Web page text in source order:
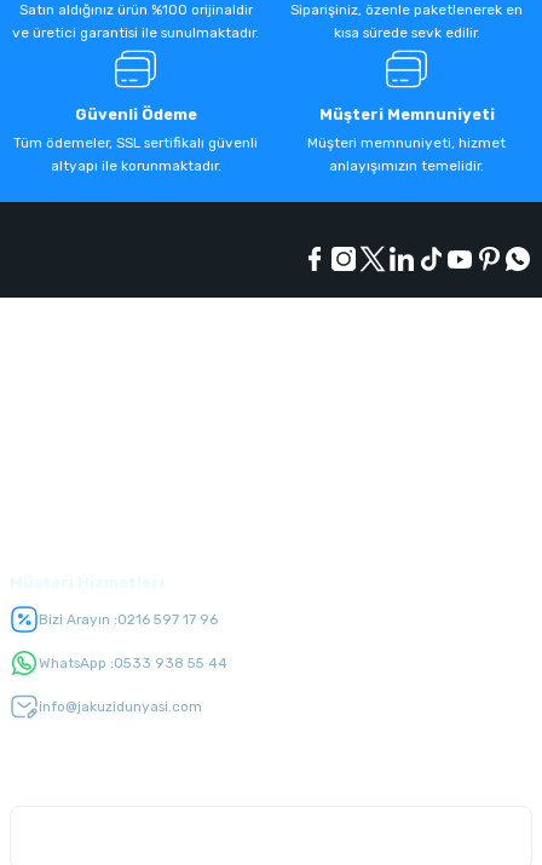
Satın aldığınız ürün %100 orijinaldir
ve üretici garantisi ile sunulmaktadır.
Siparişiniz, özenle paketlenerek en
kısa sürede sevk edilir.
Güvenli Ödeme
Tüm ödemeler, SSL sertifikalı güvenli
altyapı ile korunmaktadır.
Müşteri Memnuniyeti
Müşteri memnuniyeti, hizmet
anlayışımızın temelidir.
Bizi Arayın :0216 597 17 96
WhatsApp :0533 938 55 44
info@jakuzidunyasi.com